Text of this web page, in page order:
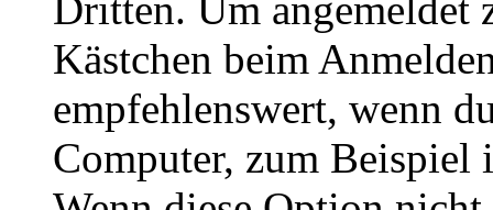
Kästchen beim
empfehlenswert, wenn
Computer, zum Beispiel